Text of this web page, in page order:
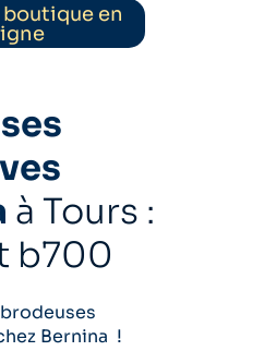
en
à Tours :
b700
Bernina !